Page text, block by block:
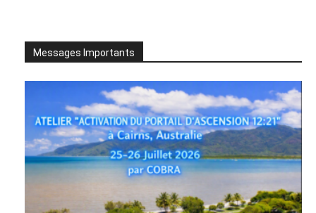
Messages Importants